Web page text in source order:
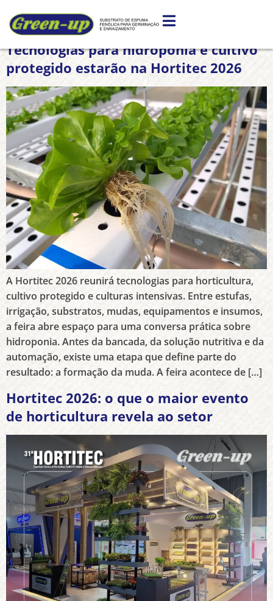
Tag:#espumafenolica
Tecnologias para hidroponia e cultivo
protegido estarão na Hortitec 2026
A Hortitec 2026 reunirá tecnologias para horticultura,
cultivo protegido e culturas intensivas. Entre estufas,
irrigação, substratos, mudas, equipamentos e insumos,
a feira abre espaço para uma conversa prática sobre
hidroponia. Antes da bancada, da solução nutritiva e da
automação, existe uma etapa que define parte do
resultado: a formação da muda. A feira acontece de […]
Hortitec 2026: o que o maior evento
de horticultura revela ao setor